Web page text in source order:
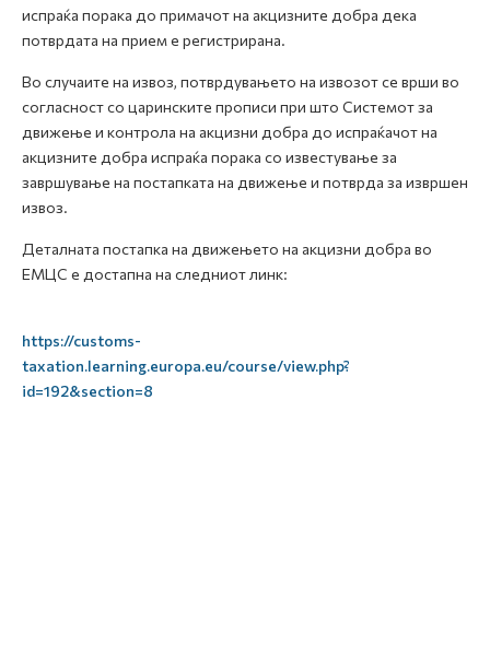
испраќа порака до примачот на акцизните добра дека
потврдата на прием е регистрирана.
Во случаите на извоз, потврдувањето на извозот се врши во
согласност со царинските прописи при што Системот за
движење и контрола на акцизни добра до испраќачот на
акцизните добра испраќа порака со известување за
завршување на постапката на движење и потврда за извршен
извоз.
Деталната постапка на движењето на акцизни добра во
ЕМЦС е достапна на следниот линк:
https://customs-
taxation.learning.europa.eu/course/view.php?
id=192&section=8